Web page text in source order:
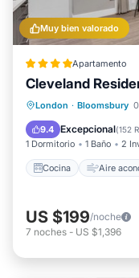
Muy bien valorado
Apartamento
Cleveland
London · Bloomsbury
9.4 Excepcional(152
1 Dormitorio 1 Baño 2
Cocina Aire
Cocina
Apto para
US $199/noche
7 noches - US $1,396